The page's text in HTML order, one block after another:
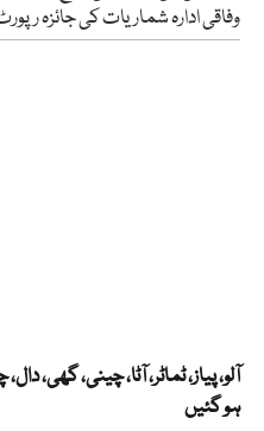
وفاقی ادارہ شماریات کی جائزہ
ہو گئیں